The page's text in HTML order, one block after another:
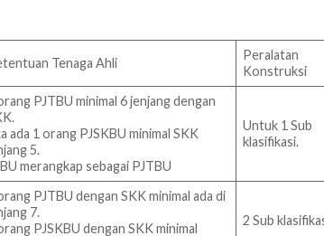
Tenaga Ahli
Peralatan
Konstruksi
PJTBU minimal 6 jenjang dengan
ada 1 orang PJSKBU minimal SKK
5.
merangkap sebagai PJTBU
Untuk 1 Sub
klasifikasi.
PJTBU dengan SKK minimal ada di
7.
PJSKBU dengan SKK minimal
2 Sub